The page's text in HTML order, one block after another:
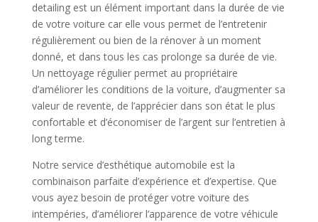
detailing est un élément important dans la durée de vie
de votre voiture car elle vous permet de l’entretenir
régulièrement ou bien de la rénover à un moment
donné, et dans tous les cas prolonge sa durée de vie.
Un nettoyage régulier permet au propriétaire
d’améliorer les conditions de la voiture, d’augmenter sa
valeur de revente, de l’apprécier dans son état le plus
confortable et d’économiser de l’argent sur l’entretien à
long terme.
Notre service d’esthétique automobile est la
combinaison parfaite d’expérience et d’expertise. Que
vous ayez besoin de protéger votre voiture des
intempéries, d’améliorer l’apparence de votre véhicule